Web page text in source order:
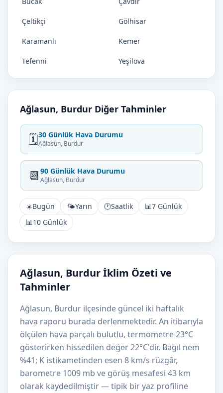
Çeltikçi Gölhisar
Karamanlı Kemer
Tefenni Yeşilova
Ağlasun, Burdur Diğer Tahminler
🗓️30 Günlük Hava Durumu
Ağlasun, Burdur
📆 90 Günlük Hava Durumu
Ağlasun, Burdur
☀️Bugün 🌤️Yarın 🕐Saatlik 📊7 Günlük
📊10 Günlük
Ağlasun, Burdur İklim Özeti ve
Tahminler
Ağlasun, Burdur ilçesinde güncel iki haftalık
hava raporu burada derlenmektedir. An itibarıyla
ölçülen hava parçalı bulutlu, termometre 23°C
gösterirken hissedilen değer 22°C'dir. Bağıl nem
%41; K istikametinden esen 8 km/s rüzgâr,
barometre 1009 mb ve görüş mesafesi 43 km
olarak kaydedilmiştir — tipik bir yaz profiline